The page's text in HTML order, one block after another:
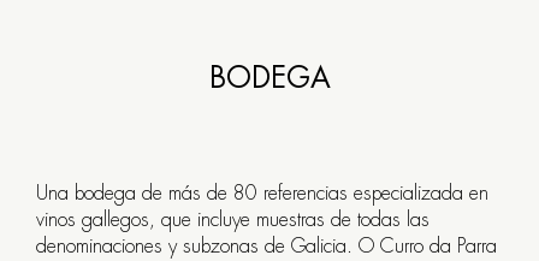
20
/
BODEGA
Una bodega de más de 80 referencias especializada en
vinos gallegos, que incluye muestras de todas las
denominaciones y subzonas de Galicia. O Curro da Parra